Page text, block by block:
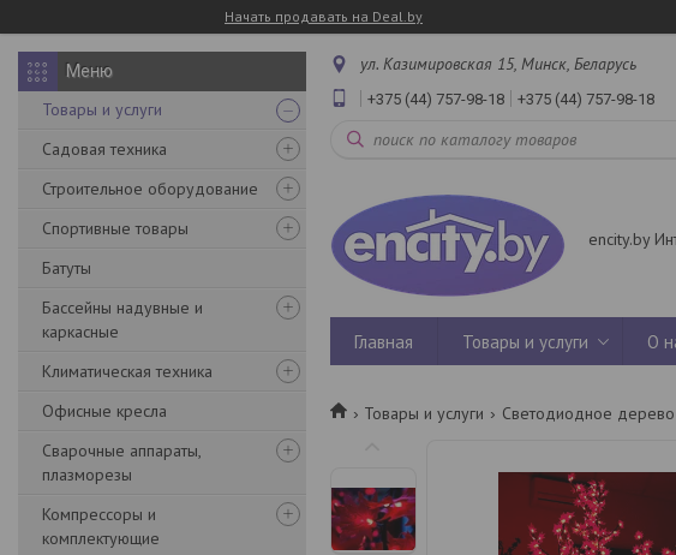
Начать продавать на Deal.by
Товары и услуги
Садовая техника
Строительное оборудование
Спортивные товары
Батуты
Бассейны надувные и
каркасные
Климатическая техника
Офисные кресла
Сварочные аппараты,
плазморезы
Компрессоры и
комплектующие
ул. Казимировская 15, Минск, Беларусь
+375 (44) 757-98-18 +375 (44) 757-98-18
encity.by
Главная Товары и услуги О
Товары и услуги Светодиодное